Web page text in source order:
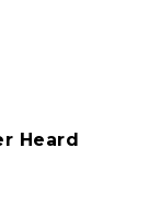
Heard